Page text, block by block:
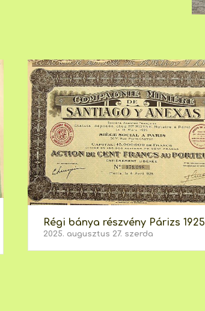
Régi bánya részvény Párizs 1925
2025. augusztus 27. szerda